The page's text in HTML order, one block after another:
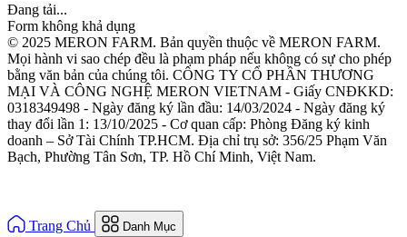
Đang tải...
Form không khả dụng
© 2025 MERON FARM. Bản quyền thuộc về MERON FARM.
Mọi hành vi sao chép đều là phạm pháp nếu không có sự cho phép
bằng văn bản của chúng tôi. CÔNG TY CỔ PHẦN THƯƠNG
MẠI VÀ CÔNG NGHỆ MERON VIETNAM - Giấy CNĐKKD:
0318349498 - Ngày đăng ký lần đầu: 14/03/2024 - Ngày đăng ký
thay đổi lần 1: 13/10/2025 - Cơ quan cấp: Phòng Đăng ký kinh
doanh – Sở Tài Chính TP.HCM. Địa chỉ trụ sở: 356/25 Phạm Văn
Bạch, Phường Tân Sơn, TP. Hồ Chí Minh, Việt Nam.
Trang Chủ Danh Mục